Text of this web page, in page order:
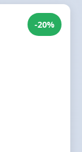
-20%